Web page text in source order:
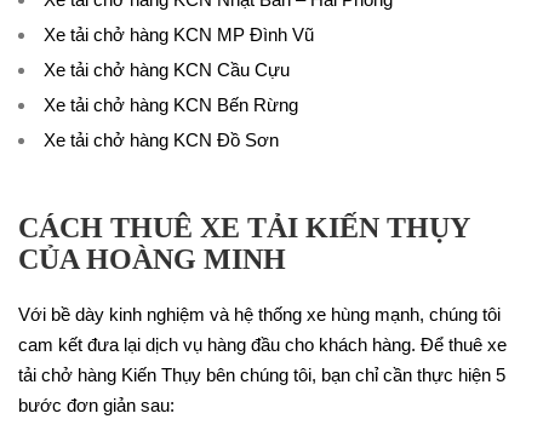
Xe tải chở hàng KCN MP Đình Vũ
Xe tải chở hàng KCN Cầu Cựu
Xe tải chở hàng KCN Bến Rừng
Xe tải chở hàng KCN Đồ Sơn
CÁCH THUÊ XE TẢI KIẾN THỤY
CỦA HOÀNG MINH
Với bề dày kinh nghiệm và hệ thống xe hùng mạnh, chúng tôi
cam kết đưa lại dịch vụ hàng đầu cho khách hàng. Để thuê xe
tải chở hàng Kiến Thụy bên chúng tôi, bạn chỉ cần thực hiện 5
bước đơn giản sau: